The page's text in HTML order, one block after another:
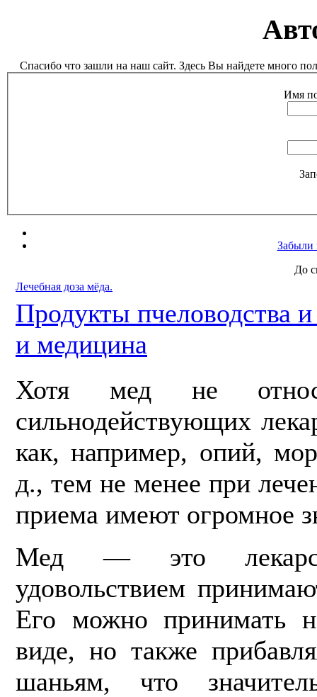
Спасибо что зашли на наш сайт. Здесь Вы найдете много
Имя
Забыли
До
Лечебная доза мёда.
Продукты пчеловодства
и медицина
Хотя мед не
сильнодействующих
как, например, опий,
д., тем не менее при
приема имеют огромное
Мед — это
удовольствием
Его можно принимать
виде, но также
шаньям, что